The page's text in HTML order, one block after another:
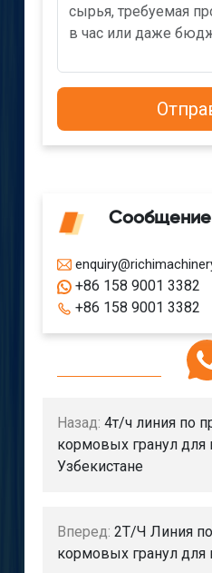
+86 158 9001 3382
+86 158 9001 3382
Назад: 4т/ч линия по
кормовых гранул для
Узбекистане
Вперед: 2Т/Ч Линия
кормовых гранул для